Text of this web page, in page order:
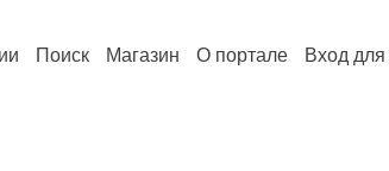
Поиск Магазин О портале Вход